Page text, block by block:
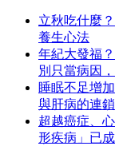
立秋吃什麼
養生心法
年紀大發福
別只當病因
睡眠不足增
與肝病的連
超越癌症、
形疾病」已